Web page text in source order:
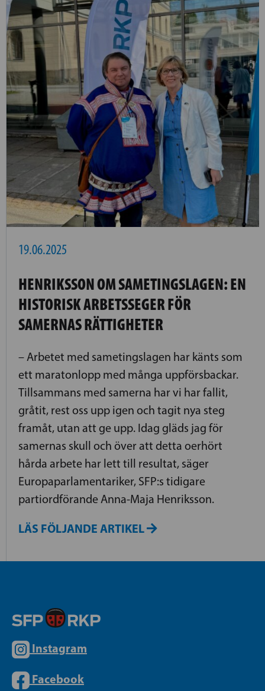
19.06.2025
HENRIKSSON OM SAMETINGSLAGEN: EN
HISTORISK ARBETSSEGER FÖR
SAMERNAS RÄTTIGHETER
– Arbetet med sametingslagen har känts som
ett maratonlopp med många uppförsbackar.
Tillsammans med samerna har vi har fallit,
gråtit, rest oss upp igen och tagit nya steg
framåt, utan att ge upp. Idag gläds jag för
samernas skull och över att detta oerhört
hårda arbete har lett till resultat, säger
Europaparlamentariker, SFP:s tidigare
partiordförande Anna-Maja Henriksson.
LÄS FÖLJANDE ARTIKEL
Instagram
Facebook